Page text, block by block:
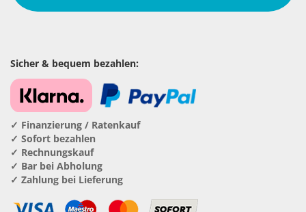
Sicher & bequem bezahlen:
✓ Finanzierung / Ratenkauf
✓ Sofort bezahlen
✓ Rechnungskauf
✓ Bar bei Abholung
✓ Zahlung bei Lieferung